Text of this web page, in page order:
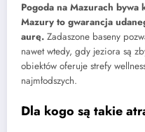
Pogoda na Mazurach
Mazury to gwarancja
aurę. Zadaszone baseny
nawet wtedy, gdy jeziora są
obiektów oferuje strefy
najmłodszych.
Dla kogo są takie